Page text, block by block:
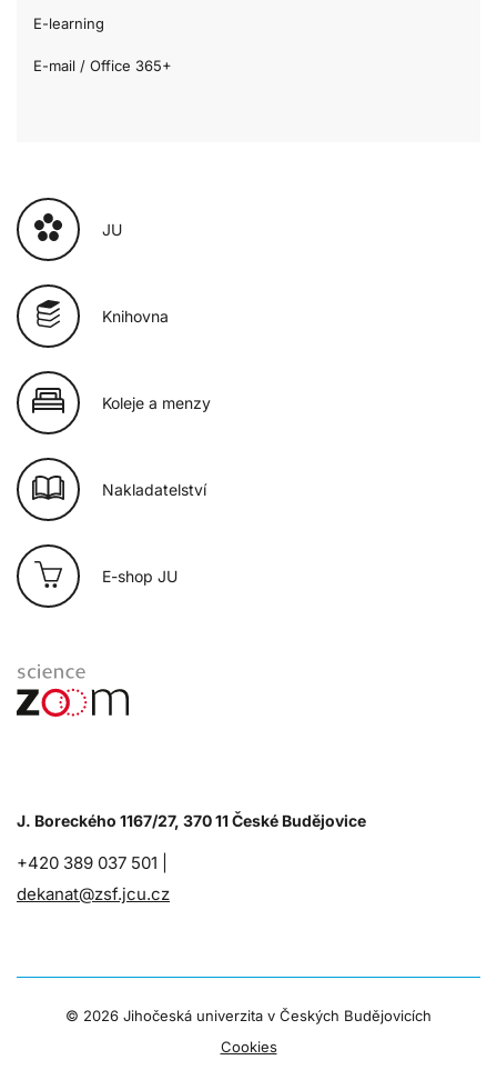
E-learning
E-mail / Office 365+
JU
Knihovna
Koleje a menzy
Nakladatelství
E-shop JU
J. Boreckého 1167/27, 370 11 České Budějovice
+420 389 037 501 |
dekanat@zsf.jcu.cz
© 2026 Jihočeská univerzita v Českých Budějovicích
Cookies